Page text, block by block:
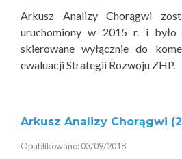
Arkusz Analizy Chorągwi
uruchomiony w 2015 r. i było
skierowane wyłącznie do
ewaluacji Strategii Rozwoju ZHP.
Arkusz Analizy Chorągwi
Opublikowano: 03/09/2018